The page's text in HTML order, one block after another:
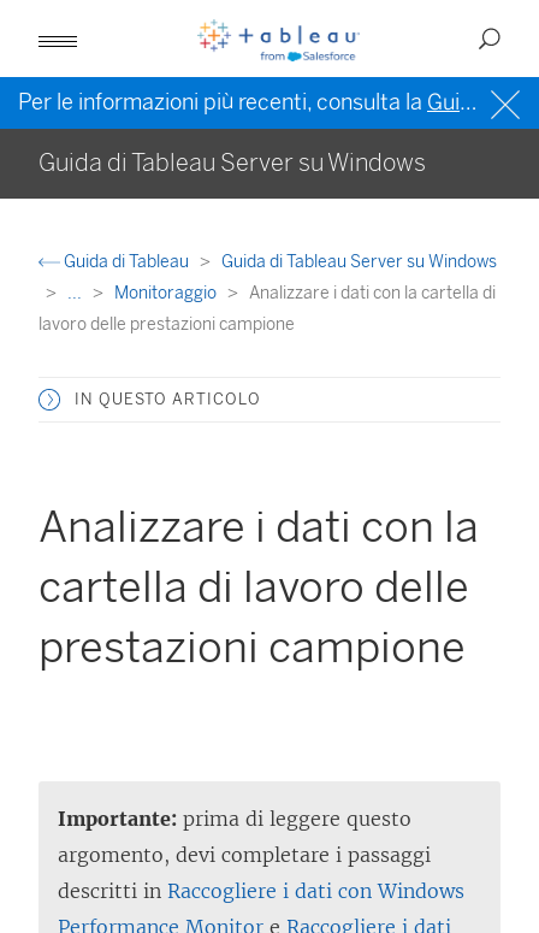
Per le informazioni più recenti, consulta la Guida di Tableau in inglese (Stati Uniti)
Guida di Tableau Server su Windows
Guida di Tableau
Guida di Tableau Server su Windows
...
Monitoraggio
Analizzare i dati con la cartella di
lavoro delle prestazioni campione
IN QUESTO ARTICOLO
Analizzare i dati con la
cartella di lavoro delle
prestazioni campione
Importante: prima di leggere questo
argomento, devi completare i passaggi
descritti in Raccogliere i dati con Windows
Performance Monitor e Raccogliere i dati